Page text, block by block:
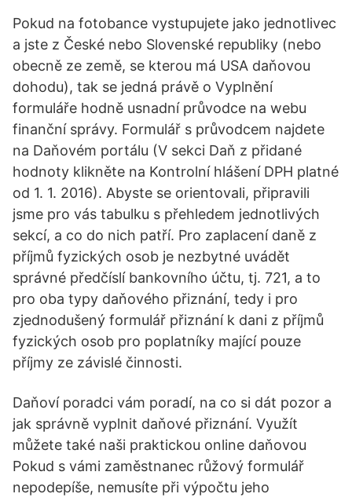
Pokud na fotobance vystupujete jako jednotlivec
a jste z České nebo Slovenské republiky (nebo
obecně ze země, se kterou má USA daňovou
dohodu), tak se jedná právě o Vyplnění
formuláře hodně usnadní průvodce na webu
finanční správy. Formulář s průvodcem najdete
na Daňovém portálu (V sekci Daň z přidané
hodnoty klikněte na Kontrolní hlášení DPH platné
od 1. 1. 2016). Abyste se orientovali, připravili
jsme pro vás tabulku s přehledem jednotlivých
sekcí, a co do nich patří. Pro zaplacení daně z
příjmů fyzických osob je nezbytné uvádět
správné předčíslí bankovního účtu, tj. 721, a to
pro oba typy daňového přiznání, tedy i pro
zjednodušený formulář přiznání k dani z příjmů
fyzických osob pro poplatníky mající pouze
příjmy ze závislé činnosti.
Daňoví poradci vám poradí, na co si dát pozor a
jak správně vyplnit daňové přiznání. Využít
můžete také naši praktickou online daňovou
Pokud s vámi zaměstnanec růžový formulář
nepodepíše, nemusíte při výpočtu jeho